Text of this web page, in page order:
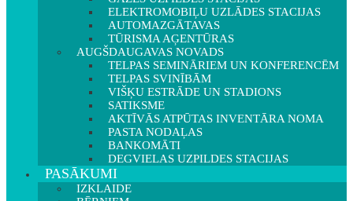
ELEKTROMOBIĻU UZLĀDES STACIJAS
AUTOMAZGĀTAVAS
TŪRISMA AĢENTŪRAS
AUGŠDAUGAVAS NOVADS
TELPAS SEMINĀRIEM UN KONFERENCĒM
TELPAS SVINĪBĀM
VIŠĶU ESTRĀDE UN STADIONS
SATIKSME
AKTĪVĀS ATPŪTAS INVENTĀRA NOMA
PASTA NODAĻAS
BANKOMĀTI
DEGVIELAS UZPILDES STACIJAS
PASĀKUMI
IZKLAIDE